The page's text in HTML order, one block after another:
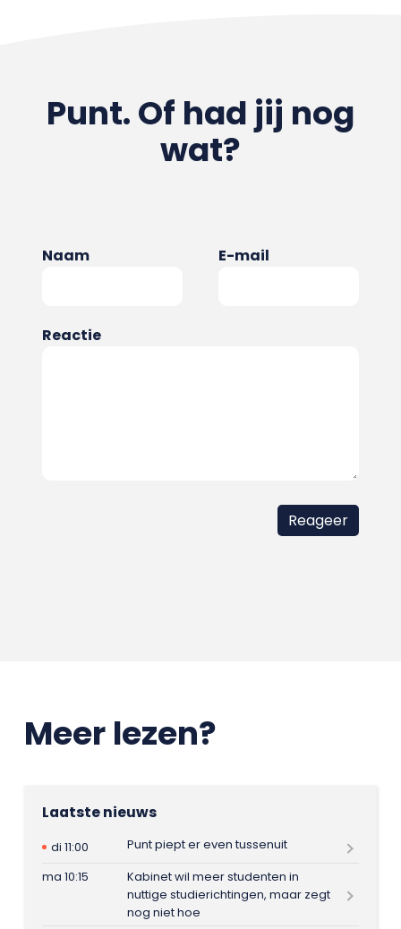
Punt. Of had jij nog
wat?
Naam E-mail
Reactie
Meer lezen?
Laatste nieuws
di 11:00
Punt piept er even tussenuit
ma 10:15
Kabinet wil meer studenten in
nuttige studierichtingen, maar zegt
nog niet hoe